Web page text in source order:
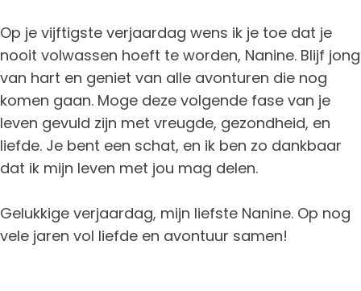
Op je vijftigste verjaardag wens ik je toe dat je
nooit volwassen hoeft te worden, Nanine. Blijf jong
van hart en geniet van alle avonturen die nog
komen gaan. Moge deze volgende fase van je
leven gevuld zijn met vreugde, gezondheid, en
liefde. Je bent een schat, en ik ben zo dankbaar
dat ik mijn leven met jou mag delen.
Gelukkige verjaardag, mijn liefste Nanine. Op nog
vele jaren vol liefde en avontuur samen!